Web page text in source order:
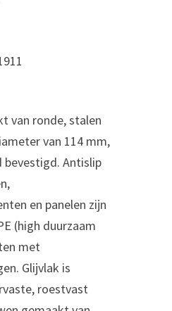
van ronde, stalen
van 114 mm,
bevestigd. Antislip
en panelen zijn
(high duurzaam
met
Glijvlak is
roestvast